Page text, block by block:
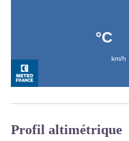
Profil altimétrique